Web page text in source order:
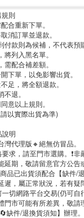
則
合重新下單。
消訂單並退款。
款則為候補，不代表預
列入黑名單。
配合補差額。
下單，以免影響出貨。
足，將全額退款。
退。
意以上規則。
以實際出貨為準)
明
代理版🔸絕無仿冒品。
，請至門市選購。❗非
期，敬請留意官方公告
已出貨須配合【缺件/
，屬正常狀況，若有疑
切網路平台交易(仍可自
市可能有所差異，敬請
缺件/退換貨須知】辦理。